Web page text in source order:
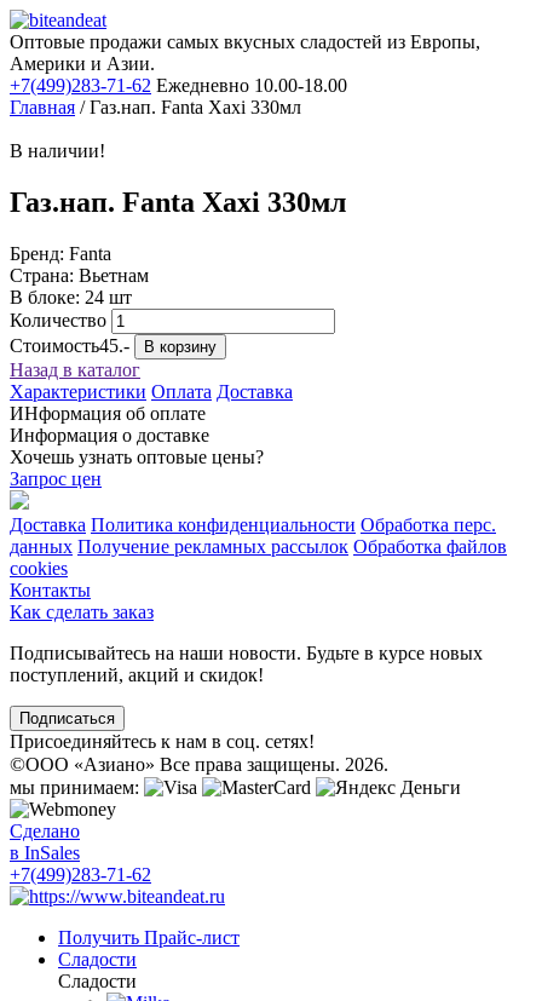
Оптовые продажи самых вкусных сладостей из Европы,
Америки и Азии.
+7(499)283-71-62 Ежедневно 10.00-18.00
Главная /Газ.нап. Fanta Xaxi 330мл
В наличии!
Газ.нап. Fanta Xaxi 330мл
Бренд: Fanta
Страна: Вьетнам
В блоке: 24 шт
Количество
Стоимость45.- В корзину
Назад в каталог
Характеристики Оплата Доставка
ИНформация об оплате
Информация о доставке
Хочешь узнать оптовые цены?
Запрос цен
Доставка Политика конфиденциальности Обработка перс.
данных Получение рекламных рассылок Обработка файлов
cookies
Контакты
Как сделать заказ
Подписывайтесь на наши новости. Будьте в курсе новых
поступлений, акций и скидок!
Подписаться
Присоединяйтесь к нам в соц. сетях!
©ООО «Азиано» Все права защищены. 2026.
мы принимаем:
Сделано
в InSales
+7(499)283-71-62
Получить Прайс-лист
Сладости
Сладости